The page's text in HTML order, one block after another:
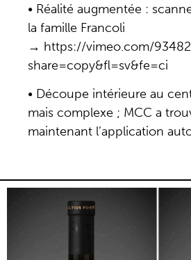
• Réalité augmentée :
la famille Francoli
→ https://vimeo.com/
share=copy&fl=sv&fe=ci
• Découpe intérieure au
mais complexe ; MCC a
maintenant l’application